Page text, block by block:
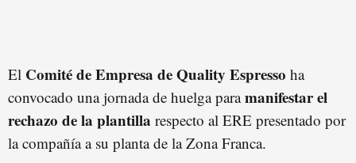
El Comité de Empresa de Quality Espresso ha
convocado una jornada de huelga paramanifestar el
rechazo de la plantilla respecto al ERE presentado por
la compañía a su planta de la Zona Franca.